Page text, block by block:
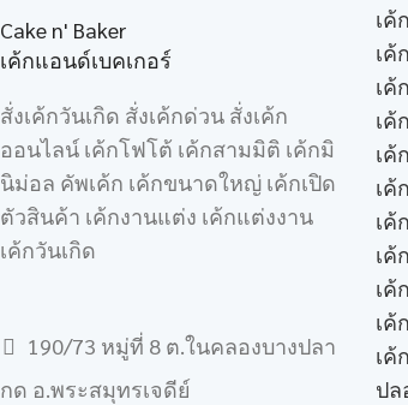
Cake n' Baker
เค้กแอนด์เบคเกอร์
สั่งเค้กวันเกิด สั่งเค้กด่วน สั่งเค้ก
ออนไลน์ เค้กโฟโต้ เค้กสามมิติ เค้กมิ
นิม่อล คัพเค้ก เค้กขนาดใหญ่ เค้กเปิด
ตัวสินค้า เค้กงานแต่ง เค้กแต่งงาน
เค้กวันเกิด
190/73 หมู่ที่ 8 ต.ในคลองบางปลา
กด อ.พระสมุทรเจดีย์
เค้
เค้
เค้
เค้
เค้
เค้
เค้
เ
เค้
เค้
เค้
ปล